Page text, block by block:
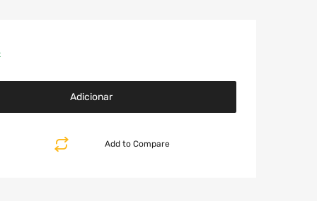
Adicionar
Add to Compare